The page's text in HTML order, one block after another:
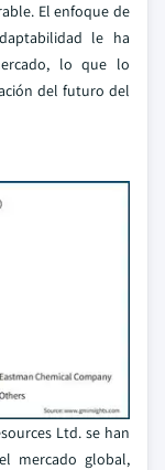
El enfoque de
le ha
lo que lo
del futuro del
Ltd. se han
mercado global,